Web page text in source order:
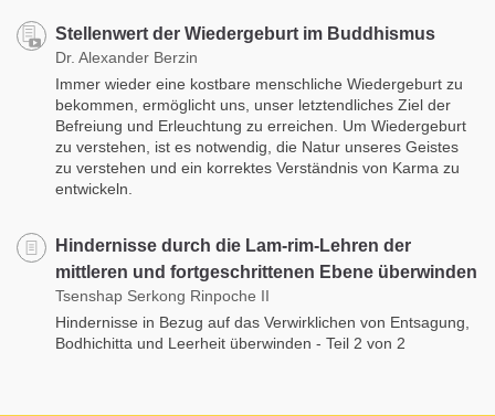
Stellenwert der Wiedergeburt im Buddhismus
Dr. Alexander Berzin
Immer wieder eine kostbare menschliche Wiedergeburt zu
bekommen, ermöglicht uns, unser letztendliches Ziel der
Befreiung und Erleuchtung zu erreichen. Um Wiedergeburt
zu verstehen, ist es notwendig, die Natur unseres Geistes
zu verstehen und ein korrektes Verständnis von Karma zu
entwickeln.
Hindernisse durch die Lam-rim-Lehren der
mittleren und fortgeschrittenen Ebene überwinden
Tsenshap Serkong Rinpoche II
Hindernisse in Bezug auf das Verwirklichen von Entsagung,
Bodhichitta und Leerheit überwinden - Teil 2 von 2